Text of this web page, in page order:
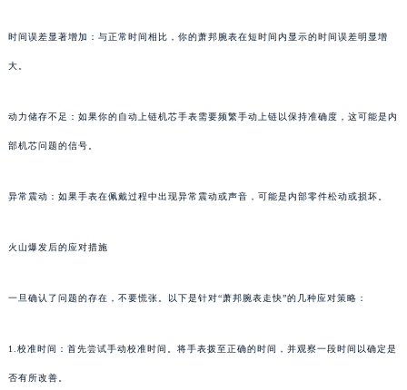
时间误差显著增加：与正常时间相比，你的萧邦腕表在短时间内显示的时间误差明显增
大。
动力储存不足：如果你的自动上链机芯手表需要频繁手动上链以保持准确度，这可能是内
部机芯问题的信号。
异常震动：如果手表在佩戴过程中出现异常震动或声音，可能是内部零件松动或损坏。
火山爆发后的应对措施
一旦确认了问题的存在，不要慌张。以下是针对“萧邦腕表走快”的几种应对策略：
1.校准时间：首先尝试手动校准时间。将手表拨至正确的时间，并观察一段时间以确定是
否有所改善。